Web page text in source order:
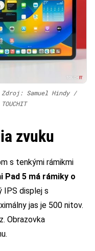
Zdroj: Samuel Hindy /
TOUCHIT
zvuku
s tenkými rámikmi
Pad 5 má rámiky o
IPS displej s
jas je 500 nitov.
Obrazovka